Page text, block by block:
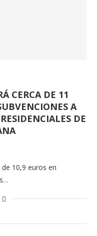
CERCA DE 11
A
DE
10,9 euros en